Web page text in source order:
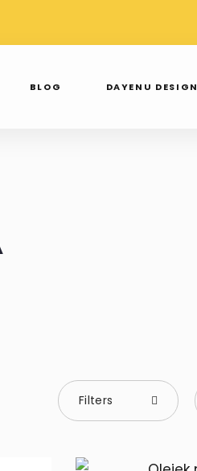
BLOG DAYENU DESIGN
Filters